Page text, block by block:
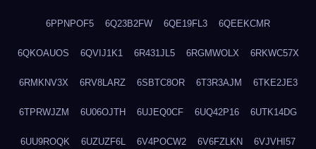
6PPNPOF5 6Q23B2FW 6QE19FL3 6QEEKCMR
6QKOAUOS 6QVIJ1K1 6R431JL5 6RGMWOLX 6RKWC57X
6RMKNV3X 6RV8LARZ 6SBTC8OR 6T3R3AJM 6TKE2JE3
6TPRWJZM 6U06OJTH 6UJEQ0CF 6UQ42P16 6UTK14DG
6UU9ROQK 6UZUZF6L 6V4POCW2 6V6FZLKN 6VJVHI57